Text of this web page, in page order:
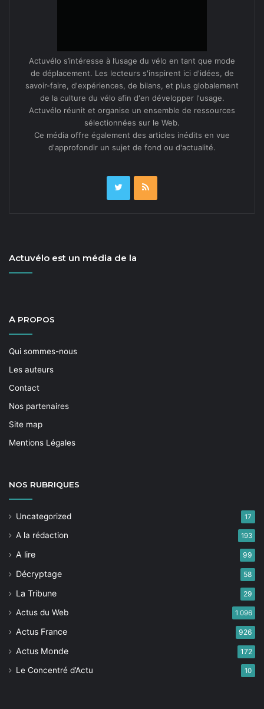
Actuvélo s’intéresse à l’usage du vélo en tant que mode
de déplacement. Les lecteurs s'inspirent ici d'idées, de
savoir-faire, d'expériences, de bilans, et plus globalement
de la culture du vélo afin d'en développer l'usage.
Actuvélo réunit et organise un ensemble de ressources
sélectionnées sur le Web.
Ce média offre également des articles inédits en vue
d'approfondir un sujet de fond ou d'actualité.
Actuvélo est un média de la
A PROPOS
Qui sommes-nous
Les auteurs
Contact
Nos partenaires
Site map
Mentions Légales
NOS RUBRIQUES
Uncategorized 17
A la rédaction 193
A lire 99
Décryptage 58
La Tribune 29
Actus du Web 1 096
Actus France 926
Actus Monde 172
Le Concentré d’Actu 10